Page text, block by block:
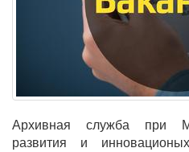
Архивная служба при
развития и